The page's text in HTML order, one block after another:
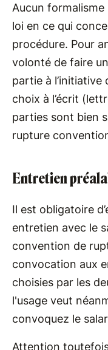
Aucun formalisme
loi en ce qui
procédure. Pour
volonté de faire
partie à
choix à l’écrit
parties sont bien
rupture
Entretien
Il est obligatoire
entretien avec le
convention de
convocation aux
choisies par les
l'usage veut
convoquez le
Attention